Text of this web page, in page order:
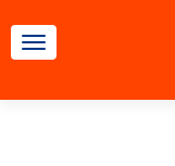
TOGGLE